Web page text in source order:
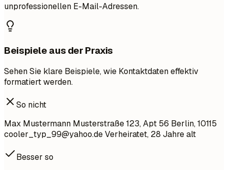
unprofessionellen E-Mail-Adressen.
Beispiele aus der Praxis
Sehen Sie klare Beispiele, wie Kontaktdaten effektiv
formatiert werden.
So nicht
Max Mustermann Musterstraße 123, Apt 56 Berlin, 10115
cooler_typ_99@yahoo.deVerheiratet, 28 Jahre alt
Besser so